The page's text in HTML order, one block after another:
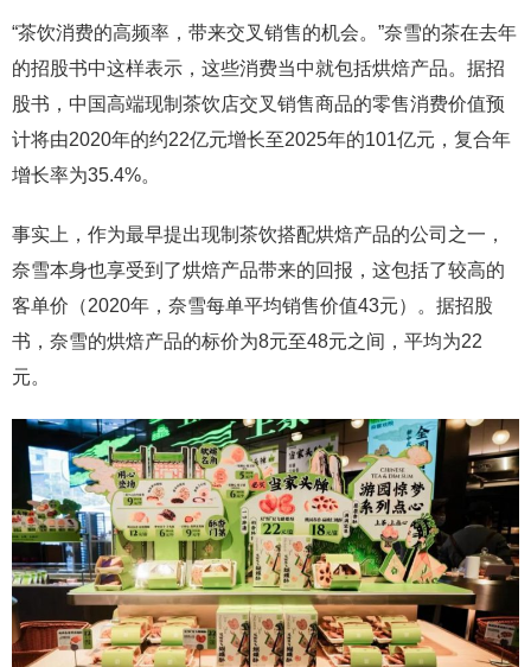
“茶饮消费的高频率，带来交叉销售的机会。”奈雪的茶在去年
的招股书中这样表示，这些消费当中就包括烘焙产品。据招
股书，中国高端现制茶饮店交叉销售商品的零售消费价值预
计将由2020年的约22亿元增长至2025年的101亿元，复合年
增长率为35.4%。
事实上，作为最早提出现制茶饮搭配烘焙产品的公司之一，
奈雪本身也享受到了烘焙产品带来的回报，这包括了较高的
客单价（2020年，奈雪每单平均销售价值43元）。据招股
书，奈雪的烘焙产品的标价为8元至48元之间，平均为22
元。